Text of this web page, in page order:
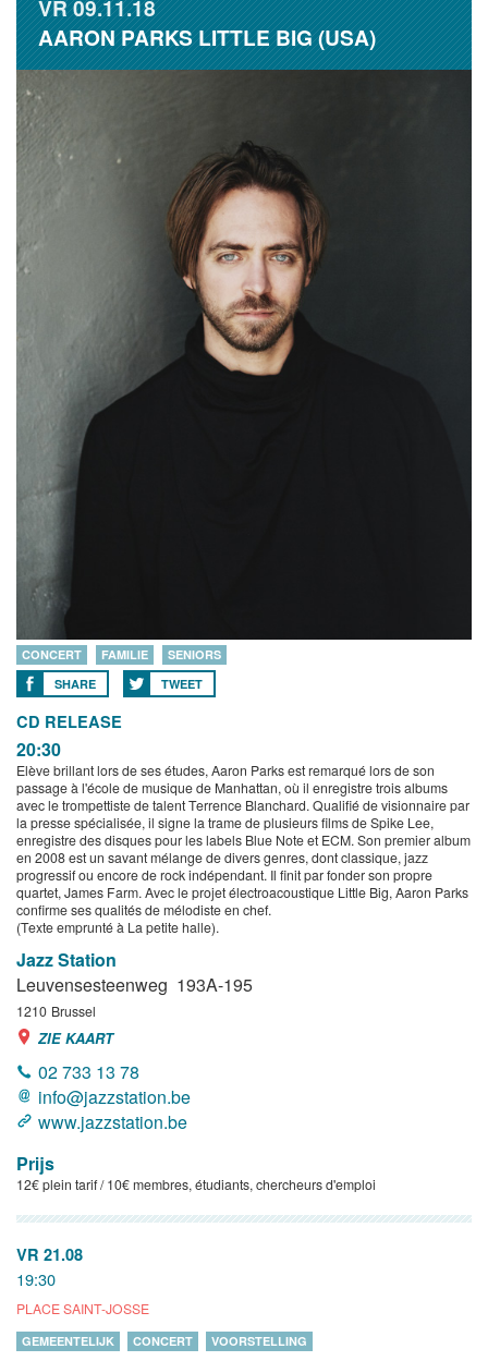
VR09.11.18
AARON PARKS LITTLE BIG (USA)
CONCERT FAMILIE
SENIORS
SHARE
TWEET
CD RELEASE
20:30
Elève brillant lors de ses études, Aaron Parks est remarqué lors de son
passage à l'école de musique de Manhattan, où il enregistre trois albums
avec le trompettiste de talent Terrence Blanchard. Qualifié de visionnaire par
la presse spécialisée, il signe la trame de plusieurs films de Spike Lee,
enregistre des disques pour les labels Blue Note et ECM. Son premier album
en 2008 est un savant mélange de divers genres, dont classique, jazz
progressif ou encore de rock indépendant. Il finit par fonder son propre
quartet, James Farm. Avec le projet électroacoustique Little Big, Aaron Parks
confirme ses qualités de mélodiste en chef.
(Texte emprunté à La petite halle).
Jazz Station
Leuvensesteenweg 193A-195
1210 Brussel
ZIE KAART
02 733 13 78
info@jazzstation.be
www.jazzstation.be
Prijs
12€ plein tarif / 10€ membres, étudiants, chercheurs d'emploi
VR 21.08
19:30
PLACE SAINT-JOSSE
GEMEENTELIJK CONCERT VOORSTELLING